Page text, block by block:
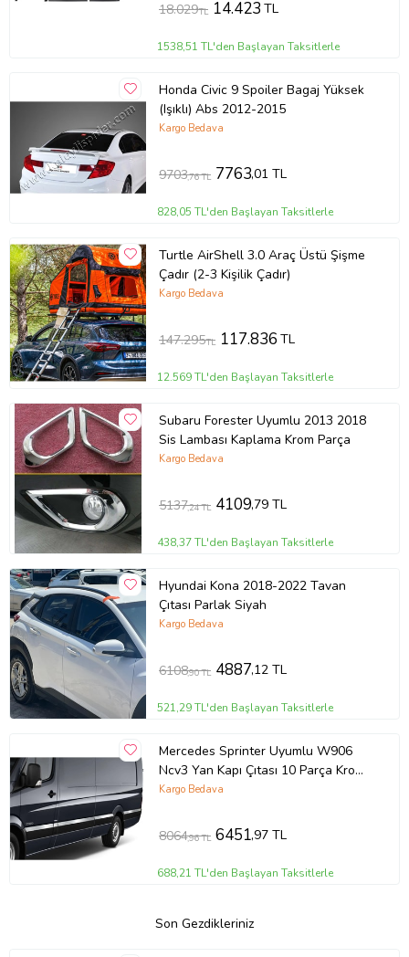
18.029TL 14.423TL
1538,51 TL'den Başlayan Taksitlerle
Honda Civic 9 Spoiler Bagaj Yüksek
(Işıklı) Abs 2012-2015
Kargo Bedava
9703,76 TL 7763,01 TL
828,05 TL'den Başlayan Taksitlerle
Turtle AirShell 3.0 Araç Üstü Şişme
Çadır (2-3 Kişilik Çadır)
Kargo Bedava
147.295TL 117.836TL
12.569 TL'den Başlayan Taksitlerle
Subaru Forester Uyumlu 2013 2018
Sis Lambası Kaplama Krom Parça
Kargo Bedava
5137,24 TL 4109,79 TL
438,37 TL'den Başlayan Taksitlerle
Hyundai Kona 2018-2022 Tavan
Çıtası Parlak Siyah
Kargo Bedava
6108,90 TL 4887,12 TL
521,29 TL'den Başlayan Taksitlerle
Mercedes Sprinter Uyumlu W906
Ncv3 Yan Kapı Çıtası 10 Parça Krom
(Extra Uzun) 2006 Ve Sonrası
Kargo Bedava
8064,96 TL 6451,97 TL
688,21 TL'den Başlayan Taksitlerle
Son Gezdikleriniz